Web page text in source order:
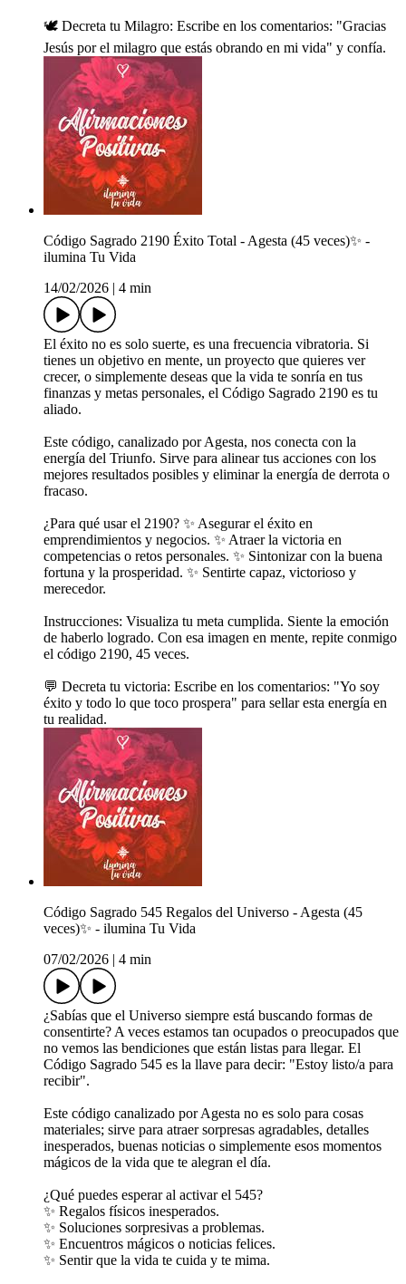
🕊️ Decreta tu Milagro: Escribe en los comentarios: "Gracias
Jesús por el milagro que estás obrando en mi vida" y confía.
Código Sagrado 2190 Éxito Total - Agesta (45 veces)✨ -
ilumina Tu Vida
14/02/2026
4 min
El éxito no es solo suerte, es una frecuencia vibratoria. Si
tienes un objetivo en mente, un proyecto que quieres ver
crecer, o simplemente deseas que la vida te sonría en tus
finanzas y metas personales, el Código Sagrado 2190 es tu
aliado.
Este código, canalizado por Agesta, nos conecta con la
energía del Triunfo. Sirve para alinear tus acciones con los
mejores resultados posibles y eliminar la energía de derrota o
fracaso.
¿Para qué usar el 2190? ✨ Asegurar el éxito en
emprendimientos y negocios. ✨ Atraer la victoria en
competencias o retos personales. ✨ Sintonizar con la buena
fortuna y la prosperidad. ✨ Sentirte capaz, victorioso y
merecedor.
Instrucciones: Visualiza tu meta cumplida. Siente la emoción
de haberlo logrado. Con esa imagen en mente, repite conmigo
el código 2190, 45 veces.
💬 Decreta tu victoria: Escribe en los comentarios: "Yo soy
éxito y todo lo que toco prospera" para sellar esta energía en
tu realidad.
Código Sagrado 545 Regalos del Universo - Agesta (45
veces)✨ - ilumina Tu Vida
07/02/2026
4 min
¿Sabías que el Universo siempre está buscando formas de
consentirte? A veces estamos tan ocupados o preocupados que
no vemos las bendiciones que están listas para llegar. El
Código Sagrado 545 es la llave para decir: "Estoy listo/a para
recibir".
Este código canalizado por Agesta no es solo para cosas
materiales; sirve para atraer sorpresas agradables, detalles
inesperados, buenas noticias o simplemente esos momentos
mágicos de la vida que te alegran el día.
¿Qué puedes esperar al activar el 545?
✨ Regalos físicos inesperados.
✨ Soluciones sorpresivas a problemas.
✨ Encuentros mágicos o noticias felices.
✨ Sentir que la vida te cuida y te mima.